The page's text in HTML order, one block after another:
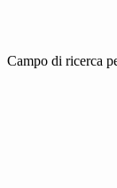
Campo di ricerca